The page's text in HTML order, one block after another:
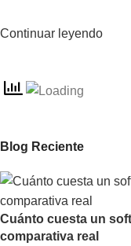
Continuar leyendo
Blog Reciente
Cuánto cuesta un
comparativa real